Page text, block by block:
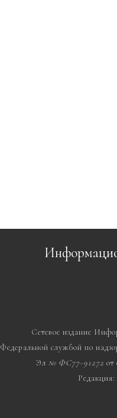
Сетевое издание
Федеральной службой по
Эл № ФС77-91272 от